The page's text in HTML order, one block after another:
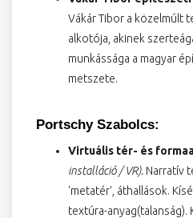
Vákár Tibor a közelmúlt
alkotója, akinek
munkássága a magyar
metszete.
Portschy Szabolcs:
Virtuális tér- és
installáció / VR). Narratív
'metatér', áthallások.
textúra-